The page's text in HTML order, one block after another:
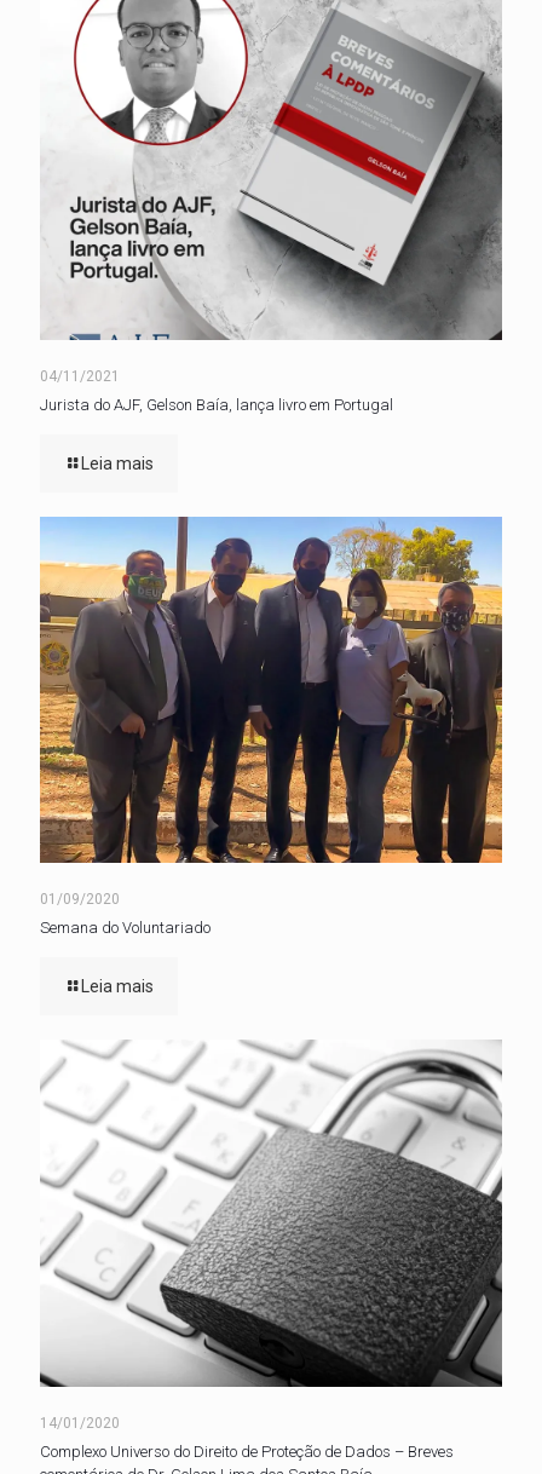
04/11/2021
Jurista do AJF, Gelson Baía, lança livro em Portugal
Leia mais
01/09/2020
Semana do Voluntariado
Leia mais
14/01/2020
Complexo Universo do Direito de Proteção de Dados – Breves